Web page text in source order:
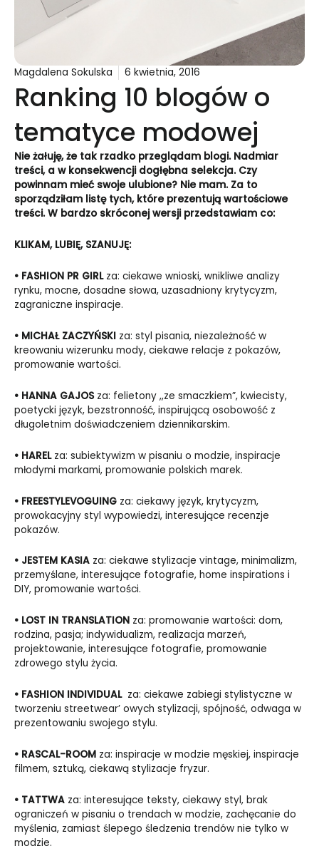
Magdalena Sokulska 6 kwietnia, 2016
Ranking 10 blogów o
tematyce modowej
Nie żałuję, że tak rzadko przeglądam blogi. Nadmiar
treści, a w konsekwencji dogłębna selekcja. Czy
powinnam mieć swoje ulubione? Nie mam. Za to
sporządziłam listę tych, które prezentują wartościowe
treści. W bardzo skróconej wersji przedstawiam co:
KLIKAM, LUBIĘ, SZANUJĘ:
• FASHION PR GIRLza: ciekawe wnioski, wnikliwe analizy
rynku, mocne, dosadne słowa, uzasadniony krytycyzm,
zagraniczne inspiracje.
• MICHAŁ ZACZYŃSKI za: styl pisania, niezależność w
kreowaniu wizerunku mody, ciekawe relacje z pokazów,
promowanie wartości.
• HANNA GAJOSza: felietony ,,ze smaczkiem”, kwiecisty,
poetycki język, bezstronność, inspirującą osobowość z
długoletnim doświadczeniem dziennikarskim.
• HARELza: subiektywizm w pisaniu o modzie, inspiracje
młodymi markami, promowanie polskich marek.
• FREESTYLEVOGUING za: ciekawy język, krytycyzm,
prowokacyjny styl wypowiedzi, interesujące recenzje
pokazów.
• JESTEM KASIA za: ciekawe stylizacje vintage, minimalizm,
przemyślane, interesujące fotografie, home inspirations i
DIY, promowanie wartości.
• LOST IN TRANSLATION za: promowanie wartości: dom,
rodzina, pasja; indywidualizm, realizacja marzeń,
projektowanie, interesujące fotografie, promowanie
zdrowego stylu życia.
• FASHION INDIVIDUALza: ciekawe zabiegi stylistyczne w
tworzeniu streetwear’ owych stylizacji, spójność, odwaga w
prezentowaniu swojego stylu.
• RASCAL-ROOM za: inspiracje w modzie męskiej, inspiracje
filmem, sztuką, ciekawą stylizacje fryzur.
• TATTWA za: interesujące teksty, ciekawy styl, brak
ograniczeń w pisaniu o trendach w modzie, zachęcanie do
myślenia, zamiast ślepego śledzenia trendów nie tylko w
modzie.